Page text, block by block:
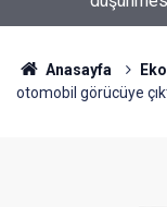
Anasayfa
otomobil görücüye